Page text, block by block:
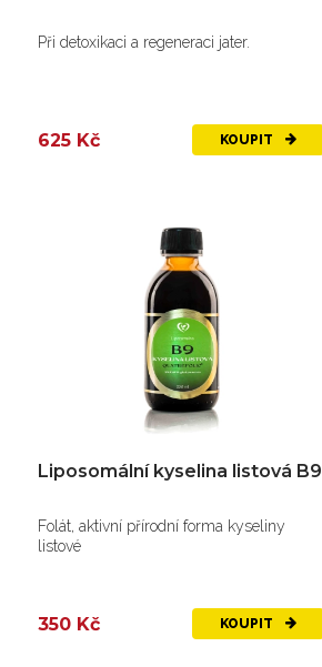
Při detoxikaci a regeneraci jater.
625 Kč KOUPIT
Liposomální kyselina listová B9
Folát, aktivní přírodní forma kyseliny
listové
350 Kč KOUPIT